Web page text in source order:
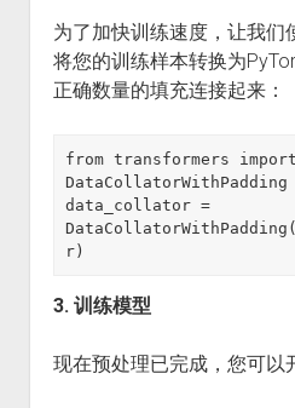
为了加快训练速度，让我们
将您的训练样本转换为
正确数量的填充连接起来：
from transformers import
DataCollatorWithPadding
data_collator =
r)
3. 训练模型
现在预处理已完成，您可以